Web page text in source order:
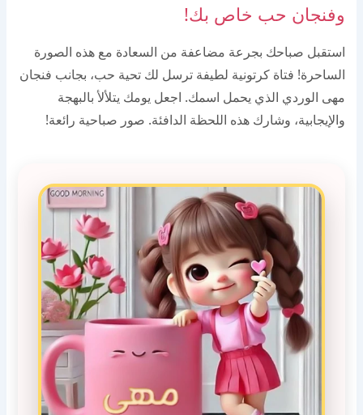
وفنجان حب خاص بك!
استقبل صباحك بجرعة مضاعفة من السعادة مع هذه الصورة
الساحرة! فتاة كرتونية لطيفة ترسل لك تحية حب، بجانب فنجان
مهى الوردي الذي يحمل اسمك. اجعل يومك يتلألأ بالبهجة
والإيجابية، وشارك هذه اللحظة الدافئة. صور صباحية رائعة!